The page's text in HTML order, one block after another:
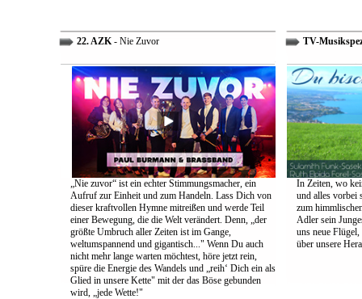
22. AZK- Nie Zuvor
„Nie zuvor“ ist ein echter Stimmungsmacher, ein
Aufruf zur Einheit und zum Handeln. Lass Dich von
dieser kraftvollen Hymne mitreißen und werde Teil
einer Bewegung, die die Welt verändert. Denn, „der
größte Umbruch aller Zeiten ist im Gange,
weltumspannend und gigantisch..." Wenn Du auch
nicht mehr lange warten möchtest, höre jetzt rein,
spüre die Energie des Wandels und „reih‘ Dich ein als
Glied in unsere Kette" mit der das Böse gebunden
wird, „jede Wette!"
TV-
In Zeiten, wo
und alles vorbei
zum
Adler sein
uns neue
über unsere